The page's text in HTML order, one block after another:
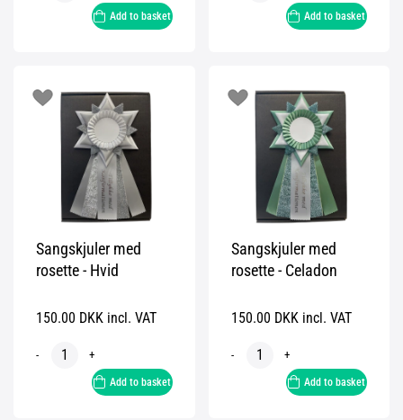
Add to basket Add to basket
Sangskjuler med
rosette - Hvid
150.00 DKK incl. VAT
- +
Add to basket
Sangskjuler med
rosette - Celadon
150.00 DKK incl. VAT
- +
Add to basket